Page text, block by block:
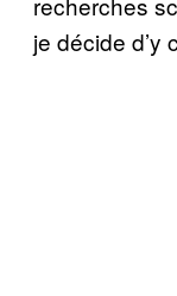
je décide d’y